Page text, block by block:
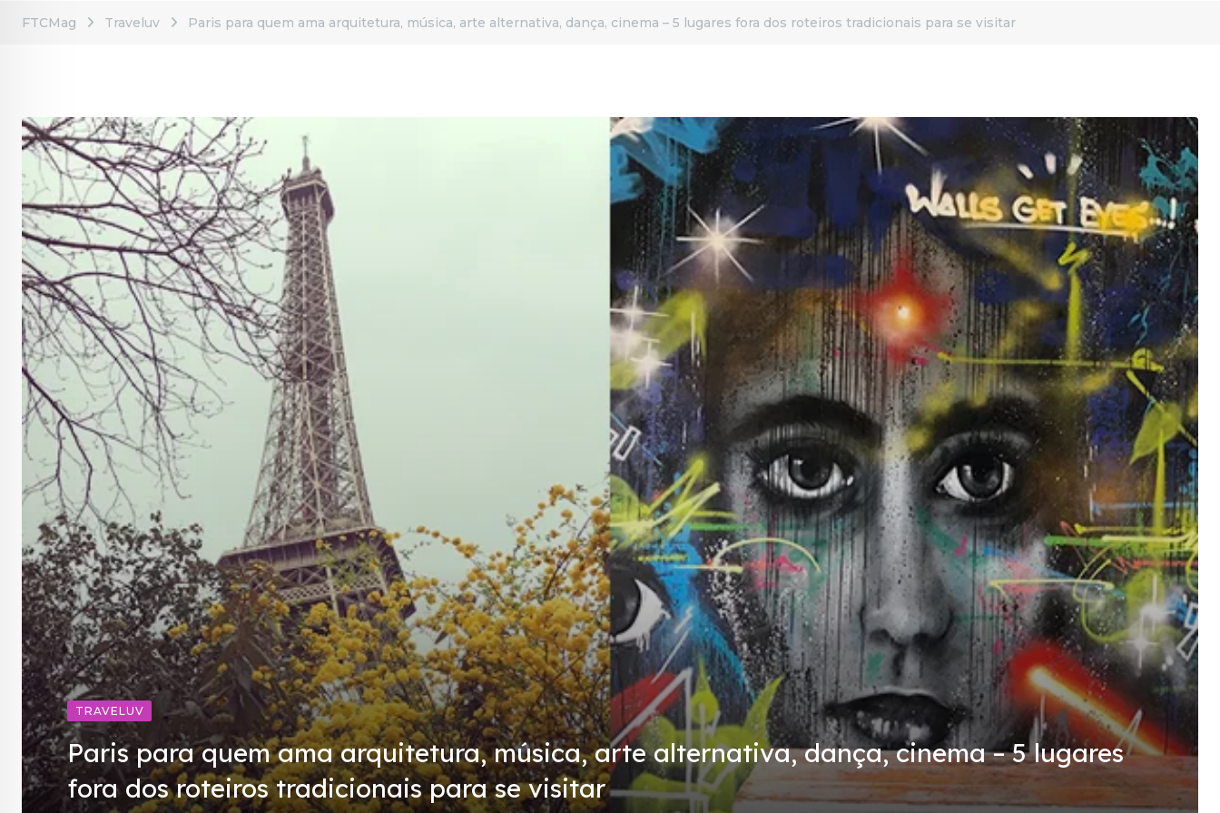
FTCMag Traveluv Paris para quem ama arquitetura, música, arte alternativa, dança, cinema – 5 lugares fora dos roteiros tradicionais para se visitar
TRAVELUV
Paris para quem ama arquitetura, música, arte alternativa, dança, cinema – 5 lugares
fora dos roteiros tradicionais para se visitar